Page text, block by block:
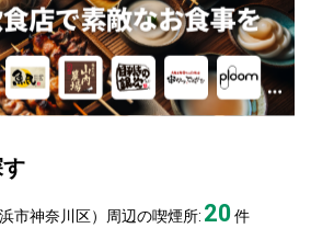
市神奈川区）周辺の喫煙所: 20件